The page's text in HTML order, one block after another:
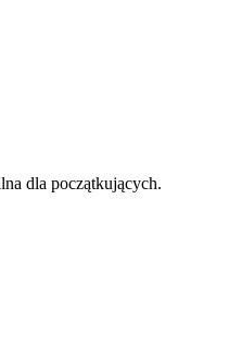
dla początkujących.